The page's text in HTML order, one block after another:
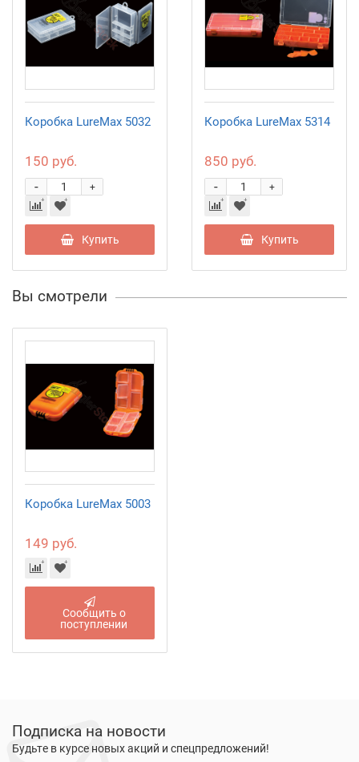
Коробка LureMax 5032
150 руб.
+
-
Купить
Коробка LureMax 5314
850 руб.
+
-
Купить
Вы смотрели
Коробка LureMax 5003
149 руб.
Сообщить о
поступлении
Подписка на новости
Будьте в курсе новых акций и спецпредложений!